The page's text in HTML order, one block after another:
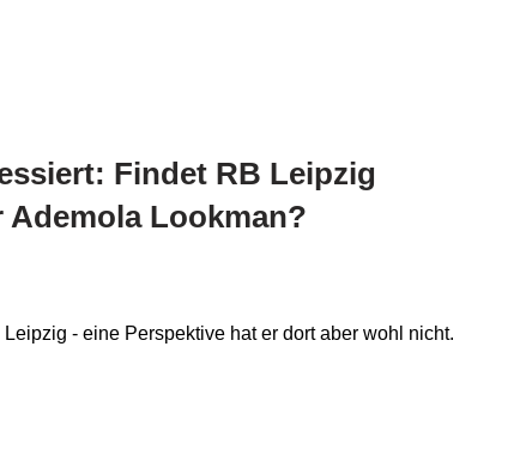
Findet RB Leipzig
Lookman?